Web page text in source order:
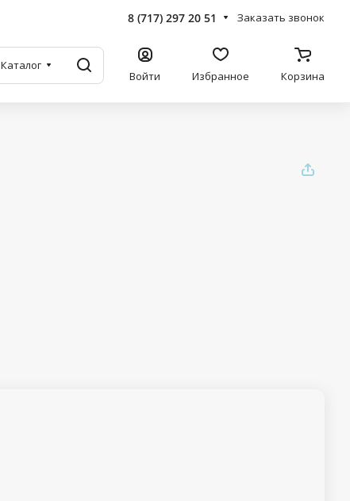
8 (717) 297 20 51 Заказать звонок
Каталог
Войти Избранное Корзина